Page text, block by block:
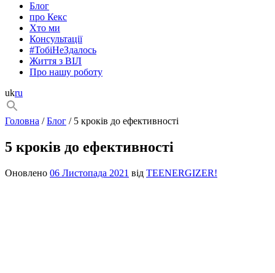
Блог
про Кекс
Хто ми
Консультації
#ТобіНеЗдалось
Життя з ВІЛ
Про нашу роботу
ukru
Головна /Блог / 5 кроків до ефективності
5 кроків до ефективності
Оновлено 06 Листопада 2021 від TEENERGIZER!